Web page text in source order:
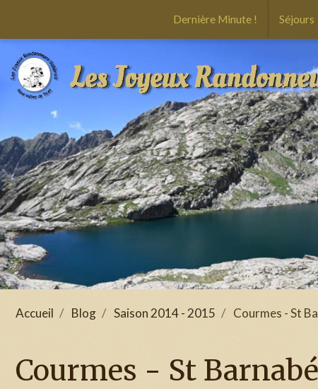
Dernière Minute ! Séjours
Accueil Blog Saison 2014 - 2015 Courmes - St
Courmes - St